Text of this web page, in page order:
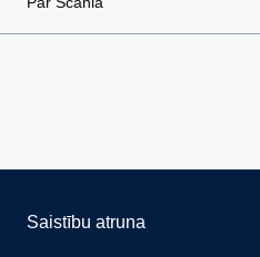
Saistību atruna